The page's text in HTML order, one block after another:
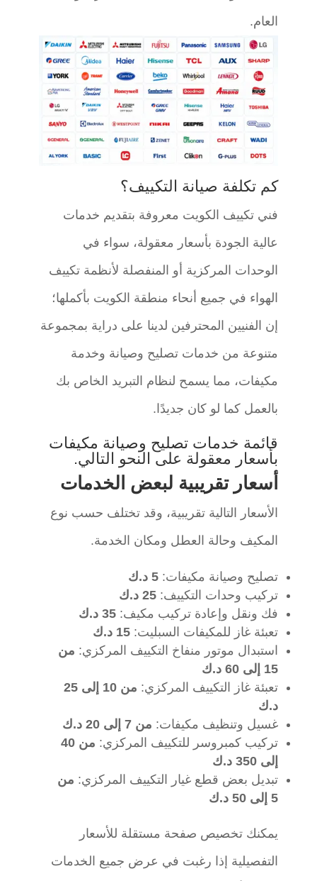
العام.
كم تكلفة صيانة التكييف؟
فني تكييف الكويت معروفة بتقديم خدمات
عالية الجودة بأسعار معقولة، سواء في
الوحدات المركزية أو المنفصلة لأنظمة تكييف
الهواء في جميع أنحاء منطقة الكويت بأكملها؛
إن الفنيين المحترفين لدينا على دراية بمجموعة
متنوعة من خدمات تصليح وصيانة وخدمة
مكيفات، مما يسمح لنظام التبريد الخاص بك
بالعمل كما لو كان جديدًا.
قائمة خدمات تصليح وصيانة مكيفات
بأسعار معقولة على النحو التالي.
أسعار تقريبية لبعض الخدمات
الأسعار التالية تقريبية، وقد تختلف حسب نوع
المكيف وحالة العطل ومكان الخدمة.
تصليح وصيانة مكيفات: 5 د.ك
تركيب وحدات التكييف: 25 د.ك
فك ونقل وإعادة تركيب مكيف: 35 د.ك
تعبئة غاز للمكيفات السبليت: 15 د.ك
استبدال موتور منفاخ التكييف المركزي: من
15 إلى 60 د.ك
تعبئة غاز التكييف المركزي:
من 10 إلى 25
د.ك
غسيل وتنظيف مكيفات: من 7 إلى 20 د.ك
تركيب كمبروسر للتكييف المركزي:
من 40
إلى 350 د.ك
تبديل بعض قطع غيار التكييف المركزي: من
5 إلى 50 د.ك
يمكنك تخصيص صفحة مستقلة للأسعار
التفصيلية إذا رغبت في عرض جميع الخدمات